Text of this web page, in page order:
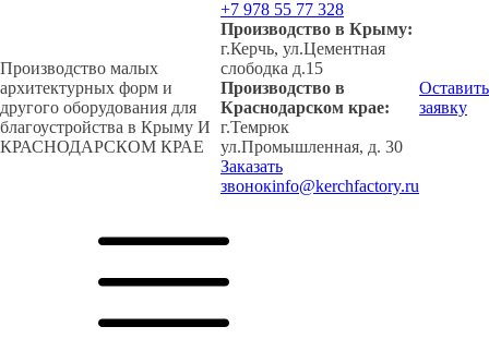
Производство малых
архитектурных форм и
другого оборудования для
благоустройства в Крыму И
КРАСНОДАРСКОМ КРАЕ
+7 978 55 77 328
Производство в Крыму:
г.Керчь, ул.Цементная
слободка д.15
Производство в
Краснодарском крае:
г.Темрюк
ул.Промышленная, д. 30
Заказать
звонокinfo@kerchfactory.ru
Оставить
заявку